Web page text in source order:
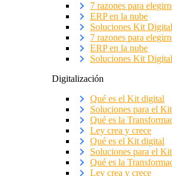
7 razones para
ERP en la nube
Soluciones Kit Digital
7 razones para
ERP en la nube
Soluciones Kit Digital
Digitalización
Qué es el Kit digital
Soluciones para el
Qué es la
Ley crea y crece
Qué es el Kit digital
Soluciones para el
Qué es la
Ley crea y crece